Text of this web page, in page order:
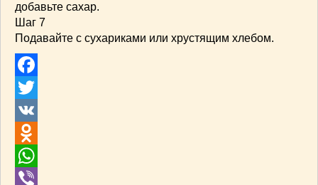
добавьте сахар.
Шаг 7
Подавайте с сухариками или хрустящим хлебом.
Facebook
Twitter
VK
Odnoklassniki
WhatsApp